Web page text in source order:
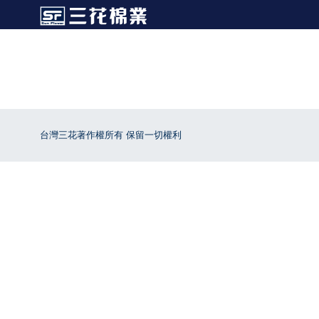
台灣三花著作權所有 保留一切權利